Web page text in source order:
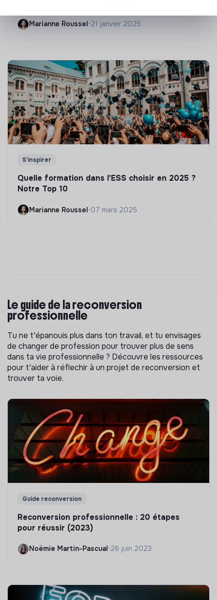
Marianne Roussel•21 janvier 2025
S'inspirer
Quelle formation dans l'ESS choisir en 2025 ?
Notre Top 10
Marianne Roussel•07 mars 2025
Le guide de la reconversion
professionnelle
Tu ne t'épanouis plus dans ton travail, et tu envisages
de changer de profession pour trouver plus de sens
dans ta vie professionnelle ? Découvre les ressources
pour t'aider à réflechir à un projet de reconversion et
trouver ta voie.
Guide reconversion
Reconversion professionnelle : 20 étapes
pour réussir (2023)
Noëmie Martin-Pascual •26 juin 2023